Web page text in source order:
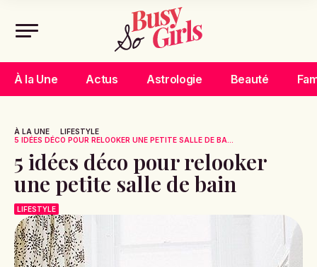
À la Une Actus Astrologie Beauté
À LA UNE
LIFESTYLE
5 IDÉES DÉCO POUR RELOOKER UNE PETITE SALLE DE BA...
5 idées déco pour relooker
une petite salle de bain
LIFESTYLE